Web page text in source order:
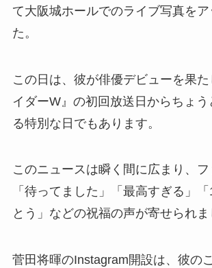
て大阪城ホールでのライブ写真をア
た。
この日は、彼が俳優デビューを果
イダーW』の初回放送日からちょ
る特別な日でもあります。
このニュースは瞬く間に広まり、
「待ってました」「最高すぎる」
とう」などの祝福の声が寄せられま
菅田将暉のInstagram開設は、彼の